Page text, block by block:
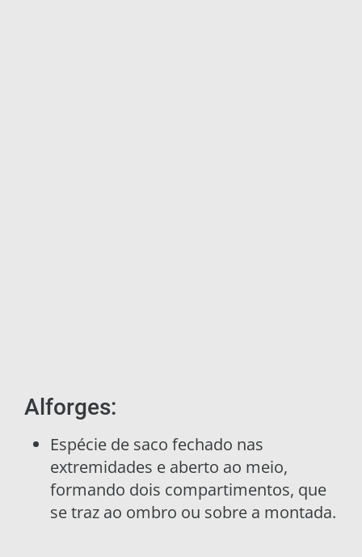
Alforges:
Espécie de saco fechado nas
extremidades e aberto ao meio,
formando dois compartimentos, que
se traz ao ombro ou sobre a montada.